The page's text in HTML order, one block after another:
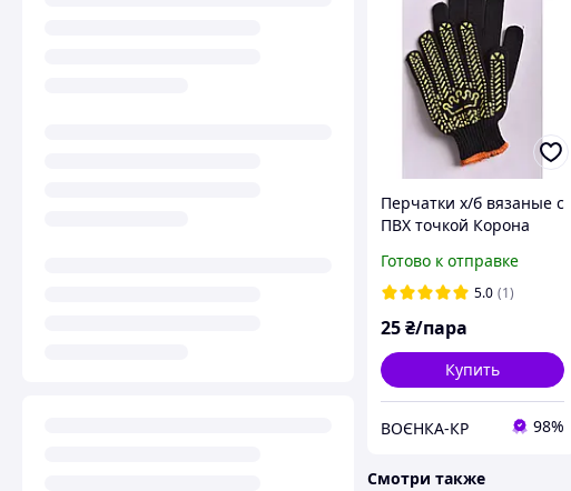
Перчатки х/б вязаные с
ПВХ точкой Корона
Готово к отправке
5.0 (1)
25₴/пара
Купить
ВОЄНКА-КР 98%
Смотри также